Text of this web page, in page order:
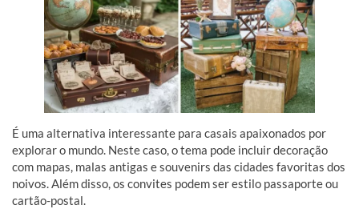
É uma alternativa interessante para casais apaixonados por
explorar o mundo. Neste caso, o tema pode incluir decoração
com mapas, malas antigas e souvenirs das cidades favoritas dos
noivos. Além disso, os convites podem ser estilo passaporte ou
cartão-postal.